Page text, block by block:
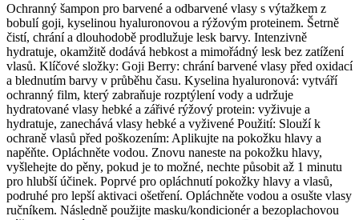
Ochranný šampon pro barvené a odbarvené vlasy s výtažkem z
bobulí goji, kyselinou hyaluronovou a rýžovým proteinem. Šetrně
čistí, chrání a dlouhodobě prodlužuje lesk barvy. Intenzivně
hydratuje, okamžitě dodává hebkost a mimořádný lesk bez zatížení
vlasů. Klíčové složky: Goji Berry: chrání barvené vlasy před oxidací
a blednutím barvy v průběhu času. Kyselina hyaluronová: vytváří
ochranný film, který zabraňuje rozptýlení vody a udržuje
hydratované vlasy hebké a zářivé rýžový protein: vyživuje a
hydratuje, zanechává vlasy hebké a vyživené Použití: Slouží k
ochraně vlasů před poškozením: Aplikujte na pokožku hlavy a
napěňte. Opláchněte vodou. Znovu naneste na pokožku hlavy,
vyšlehejte do pěny, pokud je to možné, nechte působit až 1 minutu
pro hlubší účinek. Poprvé pro opláchnutí pokožky hlavy a vlasů,
podruhé pro lepší aktivaci ošetření. Opláchněte vodou a osušte vlasy
ručníkem. Následně použijte masku/kondicionér a bezoplachovou